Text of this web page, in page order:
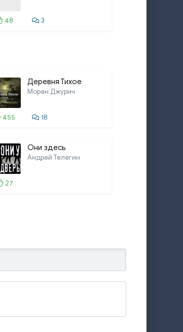
48 3
Деревня Тихое
Моран Джурич
455 18
Они здесь
Андрей Телегин
27